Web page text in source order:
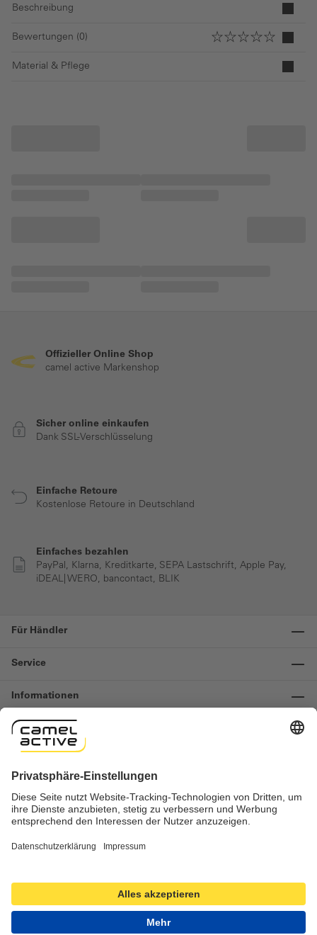
Beschreibung
Bewertungen (0)
Material & Pflege
Offizieller Online Shop
camel active Markenshop
Sicher online einkaufen
Dank SSL-Verschlüsselung
Einfache Retoure
Kostenlose Retoure in Deutschland
Einfaches bezahlen
PayPal, Klarna, Kreditkarte, SEPA Lastschrift, Apple Pay,
iDEAL| WERO, bancontact, BLIK
Für Händler
Service
Informationen
Kontakt
Widerruf